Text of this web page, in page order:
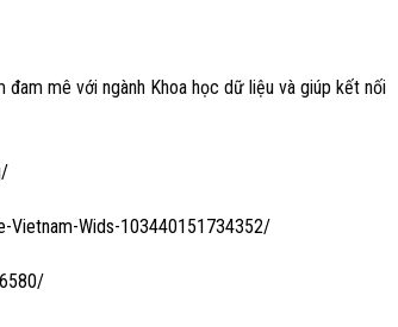
mê với ngành Khoa học dữ liệu và giúp kết nối
Vietnam-Wids-103440151734352/